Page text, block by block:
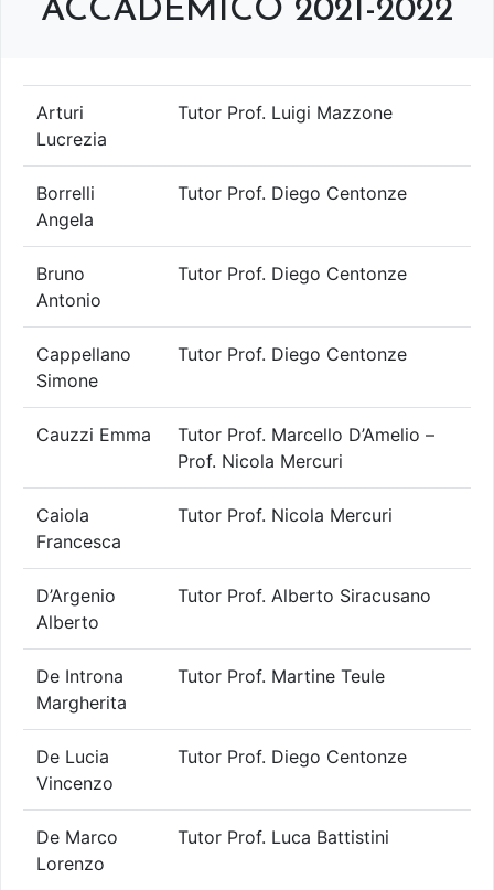
ringraziarvi per la preziosa collaborazione
che ci state...
ACCADEMICO 2021-2022
Arturi
Lucrezia
Tutor Prof. Luigi Mazzone
Borrelli
Angela
Tutor Prof. Diego Centonze
Bruno
Antonio
Tutor Prof. Diego Centonze
Cappellano
Simone
Tutor Prof. Diego Centonze
Cauzzi Emma
Tutor Prof. Marcello D’Amelio –
Prof. Nicola Mercuri
Caiola
Francesca
Tutor Prof. Nicola Mercuri
D’Argenio
Alberto
Tutor Prof. Alberto Siracusano
De Introna
Margherita
Tutor Prof. Martine Teule
De Lucia
Vincenzo
Tutor Prof. Diego Centonze
De Marco
Lorenzo
Tutor Prof. Luca Battistini